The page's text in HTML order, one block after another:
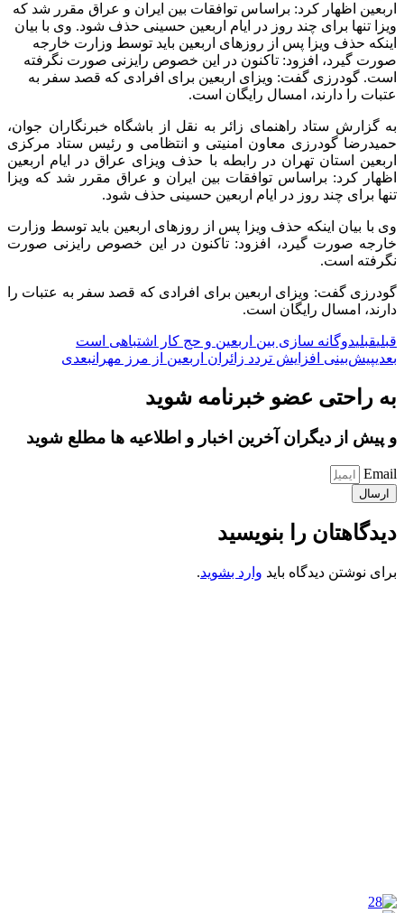
اربعین اظهار کرد: براساس توافقات بین ایران و عراق مقرر شد که
ویزا تنها برای چند روز در ایام اربعین حسینی حذف شود. وی با بیان
اینکه حذف ویزا پس از روزهای اربعین باید توسط وزارت خارجه
صورت گیرد، افزود: تاکنون در این خصوص رایزنی صورت نگرفته
است. گودرزی گفت: ویزای اربعین برای افرادی که قصد سفر به
عتبات را دارند، امسال رایگان است.
به گزارش ستاد راهنمای زائر به نقل از باشگاه خبرنگاران جوان،
حمیدرضا گودرزی معاون امنیتی و انتظامی و رئیس ستاد مرکزی
اربعین استان تهران در رابطه با حذف ویزای عراق در ایام اربعین
اظهار کرد: براساس توافقات بین ایران و عراق مقرر شد که ویزا
تنها برای چند روز در ایام اربعین حسینی حذف شود.
وی با بیان اینکه حذف ویزا پس از روزهای اربعین باید توسط وزارت
خارجه صورت گیرد، افزود: تاکنون در این خصوص رایزنی صورت
نگرفته است.
گودرزی گفت: ویزای اربعین برای افرادی که قصد سفر به عتبات را
دارند، امسال رایگان است.
قبلیقبلیدوگانه سازی بین اربعین و حج کار اشتباهی است
بعدیپیش‌بینی افزایش تردد زائران اربعین از مرز مهرانبعدی
به راحتی عضو خبرنامه شوید
و پیش از دیگران آخرین اخبار و اطلاعیه ها مطلع شوید
Email
ارسال
دیدگاهتان را بنویسید
برای نوشتن دیدگاه باید وارد بشوید.